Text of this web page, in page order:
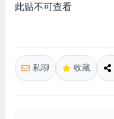
此贴不可查看
私聊 收藏